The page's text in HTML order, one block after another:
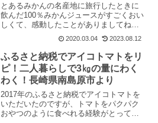
とあるみかんの名産地に旅行したときに
飲んだ100％みかんジュースがすごくおい
しくて、感動したことがありましてね。
「あのときのみかんジュース最高だった
なー」とたまに思い出すんです。それま
でも市販の100％オレンジジュースなんか
は何度も飲んだこ...
2020.03.04 2023.08.12
ふるさと納税でアイコトマトをリ
ピ！二人暮らしで3㎏の量にわく
わく！長崎県南島原市より
2017年のふるさと納税でアイコトマトを
いただいたのですが、トマトをパクパク
おやつのように食べれる経験がとっても